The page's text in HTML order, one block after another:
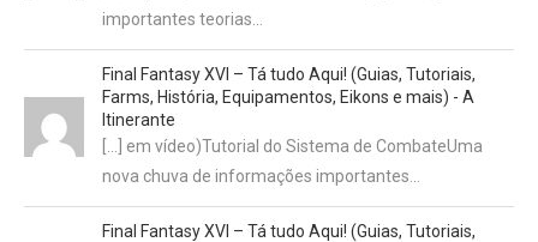
importantes teorias…
Final Fantasy XVI – Tá tudo Aqui! (Guias, Tutoriais,
Farms, História, Equipamentos, Eikons e mais) - A
Itinerante
[…] em vídeo)Tutorial do Sistema de CombateUma
nova chuva de informações importantes…
Final Fantasy XVI – Tá tudo Aqui! (Guias, Tutoriais,